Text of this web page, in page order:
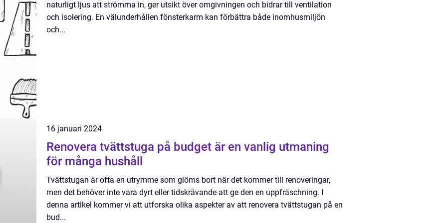
naturligt ljus att strömma in, ger utsikt över omgivningen och bidrar till ventilation
och isolering. En välunderhållen fönsterkarm kan förbättra både inomhusmiljön
och...
16 januari 2024
Renovera tvättstuga på budget är en vanlig utmaning
för många hushåll
Tvättstugan är ofta en utrymme som glöms bort när det kommer till renoveringar,
men det behöver inte vara dyrt eller tidskrävande att ge den en uppfräschning. I
denna artikel kommer vi att utforska olika aspekter av att renovera tvättstugan på en
bud...